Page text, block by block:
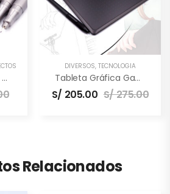
Marcador STA (set De 9 Unidades)
DIVERSOS, TECNOLOGÍA
Tableta Gráfica Gaomon S620 [6.5×4″] –
S/ 205.00 S/275.00
Relacionados